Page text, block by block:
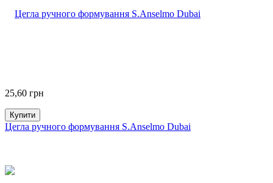
25,60 грн
Купити
Цегла ручного формування S.Anselmo Dubai